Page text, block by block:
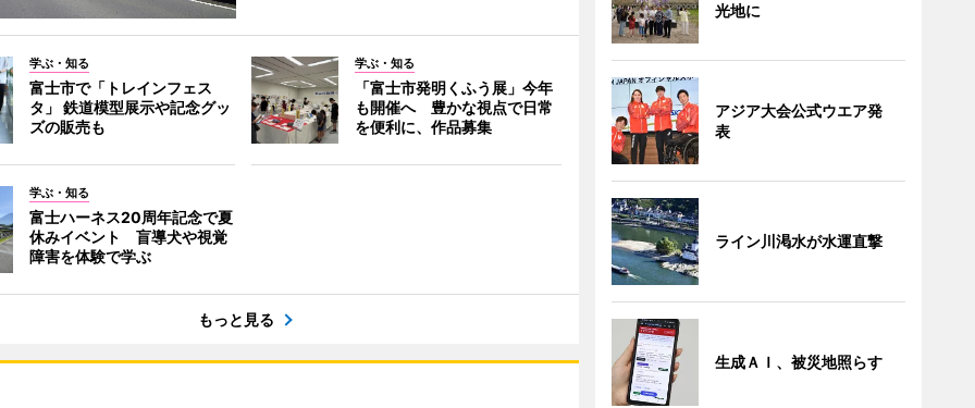
学ぶ・知る
富士市で「トレインフェス
タ」 鉄道模型展示や記念グッ
ズの販売も
学ぶ・知る
「富士市発明くふう展」今年
も開催へ 豊かな視点で日常
を便利に、作品募集
学ぶ・知る
富士ハーネス20周年記念で夏
休みイベント 盲導犬や視覚
障害を体験で学ぶ
もっと見る
光地に
アジア大会公式ウエア発
表
ライン川渇水が水運直撃
生成ＡＩ、被災地照らす